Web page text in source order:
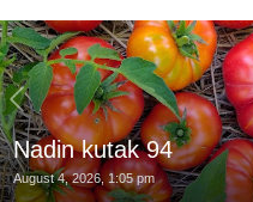
Nadin kutak 94
August 4, 2026, 1:05 pm